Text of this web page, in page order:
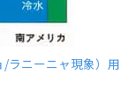
ラニーニャ現象）用